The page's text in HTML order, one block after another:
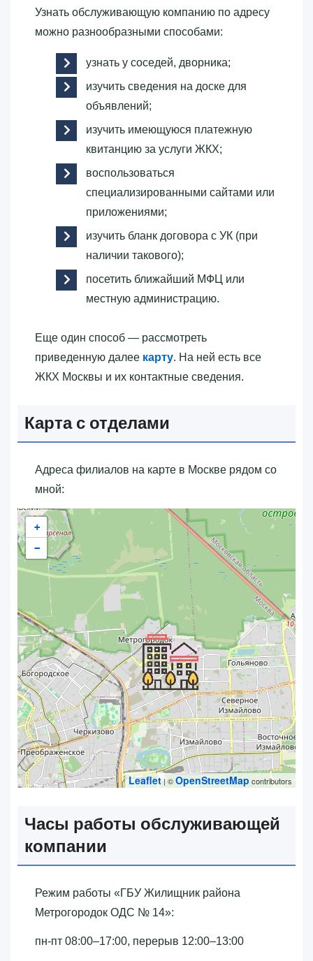
Узнать обслуживающую компанию по адресу
можно разнообразными способами:
узнать у соседей, дворника;
изучить сведения на доске для
объявлений;
изучить имеющуюся платежную
квитанцию за услуги ЖКХ;
воспользоваться
специализированными сайтами или
приложениями;
изучить бланк договора с УК (при
наличии такового);
посетить ближайший МФЦ или
местную администрацию.
Еще один способ — рассмотреть
приведенную далее карту. На ней есть все
ЖКХ Москвы и их контактные сведения.
Карта с отделами
Адреса филиалов на карте в Москве рядом со
мной:
+
−
Leaflet | ©OpenStreetMap contributors
Часы работы обслуживающей
компании
Режим работы «‎ГБУ Жилищник района
Метрогородок ОДС № 14»‎:
пн-пт 08:00–17:00, перерыв 12:00–13:00